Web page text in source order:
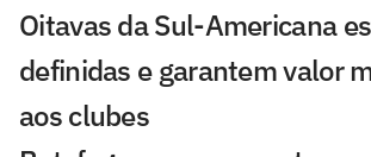
Oitavas da Sul-Americana
definidas e garantem valor
aos clubes